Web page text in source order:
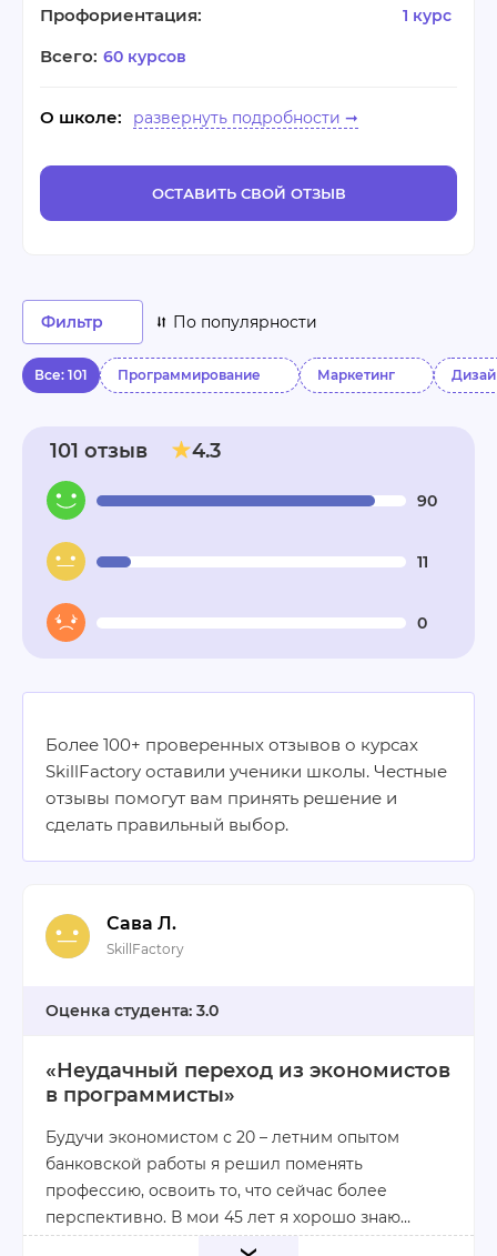
Более 100+ проверенных отзывов о курсах
SkillFactory оставили ученики школы. Честные
отзывы помогут вам принять решение и
сделать правильный выбор.
Сава Л.
SkillFactory
3.0
«Неудачный переход из экономистов
в программисты»
Будучи экономистом с 20 – летним опытом
банковской работы я решил поменять
профессию, освоить то, что сейчас более
перспективно. В мои 45 лет я хорошо знаю
компьютер, что вселило в меня дополнительную
Профориентация: 1 курс
Всего: 60 курсов
О школе:
ОСТАВИТЬ СВОЙ ОТЗЫВ
Фильтр По популярности
Все: 101 Программирование Маркетинг
101 отзыв 4.3
90
11
0